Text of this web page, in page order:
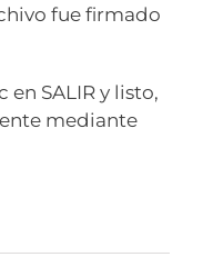
fue firmado
SALIR y listo,
mediante